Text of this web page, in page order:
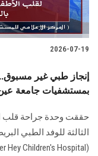
2026-07-19
بمستشفيات جامعة
حققت وحدة جراحة قلب
الثالثة للوفد الطبي